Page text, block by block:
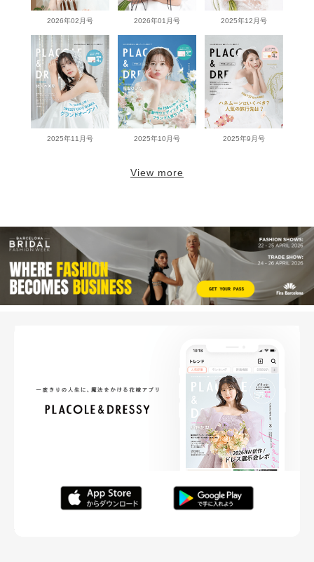
2026年02月号 2026年01月号 2025年12月号
2025年11月号 2025年10月号 2025年9月号
View more